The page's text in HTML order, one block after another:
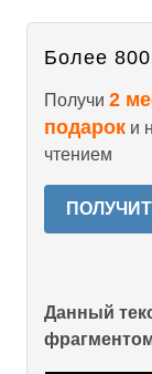
Более 800
Получи 2
подарок и
чтением
Данный